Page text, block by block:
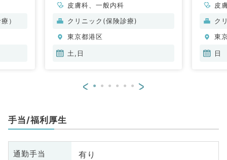
）
皮膚科、一般内科
クリニック(保険診療)
東京都港区
土,日
皮
ク
東
日
< >
手当/福利厚生
通勤手当 有り